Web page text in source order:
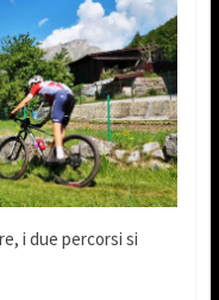
i due percorsi si